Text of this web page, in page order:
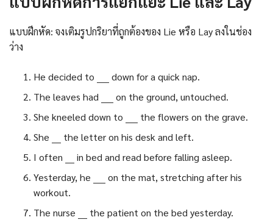
แบบฝึกหัด: จงเติมรูปกริยาที่ถูกต้องของ Lie หรือ Lay ลงในช่อง
ว่าง
He decided to ____ down for a quick nap.
The leaves had ____ on the ground, untouched.
She kneeled down to ____ the flowers on the grave.
She ___ the letter on his desk and left.
I often ___ in bed and read before falling asleep.
Yesterday, he ____ on the mat, stretching after his
workout.
The nurse ___ the patient on the bed yesterday.